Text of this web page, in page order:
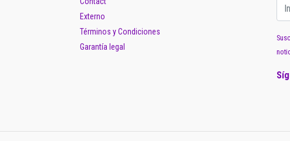
Externo
Términos y Condiciones
Garantía legal